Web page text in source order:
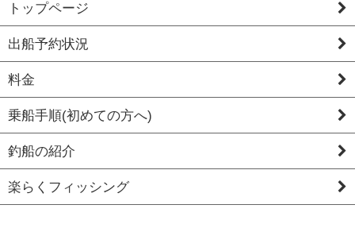
トップページ
出船予約状況
料金
乗船手順(初めての方へ)
釣船の紹介
楽らくフィッシング